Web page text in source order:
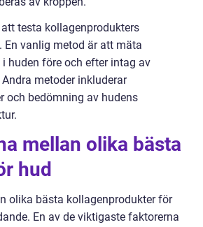
testa kollagenprodukters
vanlig metod är att mäta
huden före och efter intag av
metoder inkluderar
och bedömning av hudens
mellan olika bästa
hud
olika bästa kollagenprodukter för
En av de viktigaste faktorerna